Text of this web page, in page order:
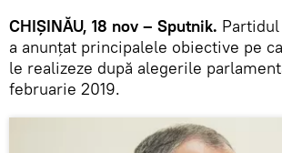
CHIȘINĂU, 18 nov – Sputnik.
a anunțat principalele obiective pe
le realizeze după alegerile
februarie 2019.